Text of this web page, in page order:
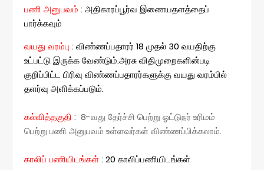
பணி அனுபவம் : அதிகாரப்பூர்வ இணையதளத்தைப்
பார்க்கவும்
வயது வரம்பு :விண்ணப்பதாரர் 18 முதல் 30 வயதிற்கு
உட்பட்டு இருக்க வேண்டும்.அரசு விதிமுறைகளின்படி
குறிப்பிட்ட பிரிவு விண்ணப்பதாரர்களுக்கு வயது வரம்பில்
தளர்வு அளிக்கப்படும்.
கல்வித்தகுதி : 8-வது தேர்ச்சி பெற்று ஓட்டுநர் உரிமம்
பெற்று பணி அனுபவம் உள்ளவர்கள் விண்ணப்பிக்கலாம்.
காலிப் பணியிடங்கள்: 20 காலிப்பணியிடங்கள்